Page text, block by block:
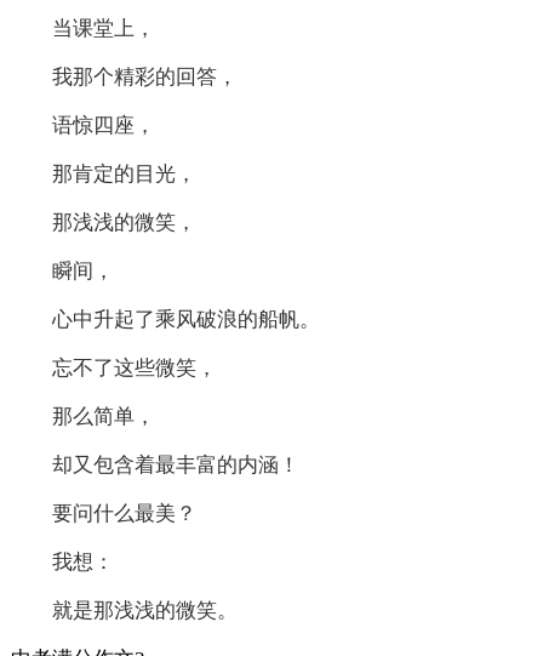
当课堂上，
我那个精彩的回答，
语惊四座，
那肯定的目光，
那浅浅的微笑，
瞬间，
心中升起了乘风破浪的船帆。
忘不了这些微笑，
那么简单，
却又包含着最丰富的内涵！
要问什么最美？
我想：
就是那浅浅的微笑。